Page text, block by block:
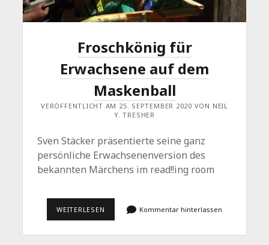
Froschkönig für
Erwachsene auf dem
Maskenball
VERÖFFENTLICHT AM 25. SEPTEMBER 2020 VON NEIL
Y. TRESHER
Sven Stäcker präsentierte seine ganz
persönliche Erwachsenenversion des
bekannten Märchens im read!!ing room
WEITERLESEN FROSCHKÖNIG
AUF
Kommentar hinterlassen